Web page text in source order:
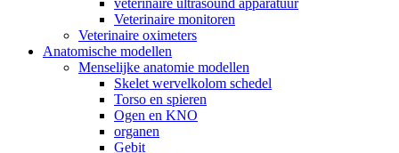
Veterinaire monitoren
Veterinaire oximeters
Anatomische modellen
Menselijke anatomie modellen
Skelet wervelkolom schedel
Torso en spieren
Ogen en KNO
organen
Gebit